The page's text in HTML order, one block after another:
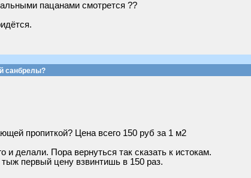
пацанами смотрется ??
санбрелы?
пропиткой? Цена всего 150 руб за 1 м2
делали. Пора вернуться так сказать к истокам.
первый цену взвинтишь в 150 раз.